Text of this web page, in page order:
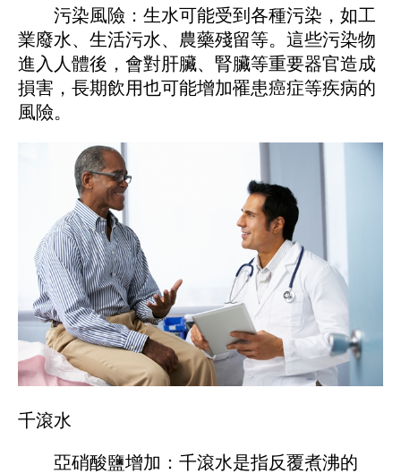
污染風險：生水可能受到各種污染，如工
業廢水、生活污水、農藥殘留等。這些污染物
進入人體後，會對肝臟、腎臟等重要器官造成
損害，長期飲用也可能增加罹患癌症等疾病的
風險。
千滾水
亞硝酸鹽增加：千滾水是指反覆煮沸的